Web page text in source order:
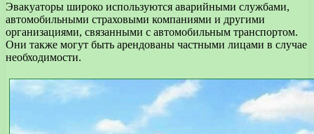
Эвакуаторы широко используются аварийными службами,
автомобильными страховыми компаниями и другими
организациями, связанными с автомобильным транспортом.
Они также могут быть арендованы частными лицами в случае
необходимости.